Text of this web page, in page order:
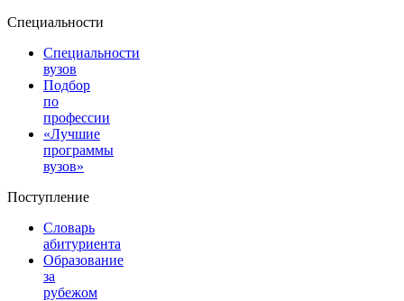
Специальности
Специальности
вузов
Подбор
по
профессии
«Лучшие
программы
вузов»
Поступление
Словарь
абитуриента
Образование
за
рубежом